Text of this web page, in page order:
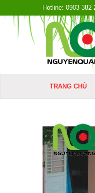
Hotline: 0903 382
TRANG CHỦ